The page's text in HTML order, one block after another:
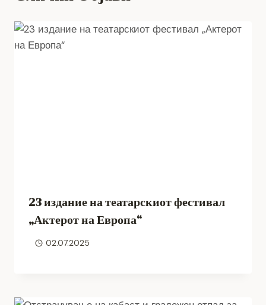
23 издание на театарскиот фестивал
„Актерот на Европа“
02.07.2025